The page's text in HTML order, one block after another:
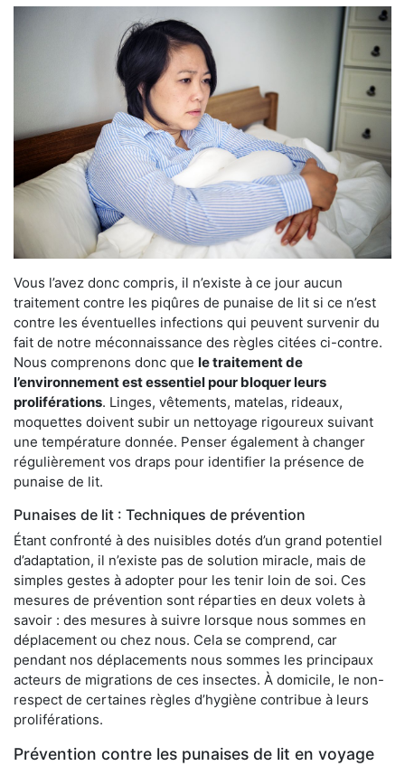
Vous l’avez donc compris, il n’existe à ce jour aucun
traitement contre les piqûres de punaise de lit si ce n’est
contre les éventuelles infections qui peuvent survenir du
fait de notre méconnaissance des règles citées ci-contre.
Nous comprenons donc que le traitement de
l’environnement est essentiel pour bloquer leurs
proliférations. Linges, vêtements, matelas, rideaux,
moquettes doivent subir un nettoyage rigoureux suivant
une température donnée. Penser également à changer
régulièrement vos draps pour identifier la présence de
punaise de lit.
Punaises de lit : Techniques de prévention
Étant confronté à des nuisibles dotés d’un grand potentiel
d’adaptation, il n’existe pas de solution miracle, mais de
simples gestes à adopter pour les tenir loin de soi. Ces
mesures de prévention sont réparties en deux volets à
savoir : des mesures à suivre lorsque nous sommes en
déplacement ou chez nous. Cela se comprend, car
pendant nos déplacements nous sommes les principaux
acteurs de migrations de ces insectes. À domicile, le non-
respect de certaines règles d’hygiène contribue à leurs
proliférations.
Prévention contre les punaises de lit en voyage